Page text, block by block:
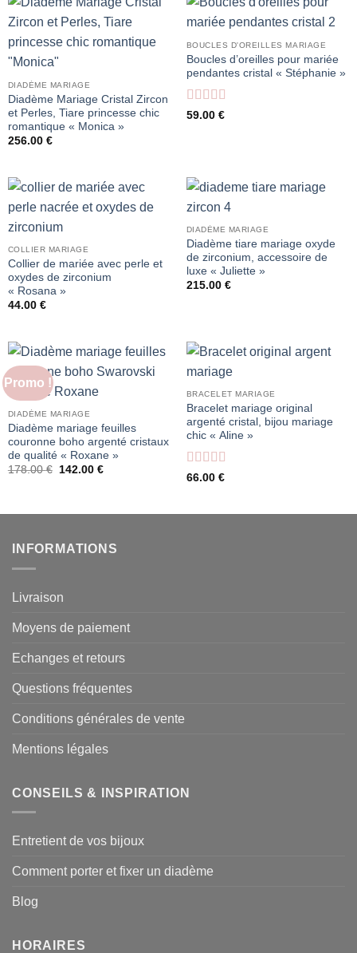
DIADÈME MARIAGE
Diadème Mariage Cristal Zircon
et Perles, Tiare princesse chic
romantique « Monica »
256.00 €
BOUCLES D'OREILLES MARIAGE
Boucles d’oreilles pour mariée
pendantes cristal « Stéphanie »
Note5sur 5
59.00 €
COLLIER MARIAGE
Collier de mariée avec perle et
oxydes de zirconium
« Rosana »
44.00 €
DIADÈME MARIAGE
Diadème tiare mariage oxyde
de zirconium, accessoire de
luxe « Juliette »
215.00 €
Promo !
DIADÈME MARIAGE
Diadème mariage feuilles
couronne boho argenté cristaux
de qualité « Roxane »
178.00€
Le
142.00 €Le
BRACELET MARIAGE
Bracelet mariage original
argenté cristal, bijou mariage
chic « Aline »
Note4
66.00 €
INFORMATIONS
Livraison
Moyens de paiement
Echanges et retours
Questions fréquentes
Conditions générales de vente
Mentions légales
CONSEILS & INSPIRATION
Entretient de vos bijoux
Comment porter et fixer un diadème
Blog
HORAIRES